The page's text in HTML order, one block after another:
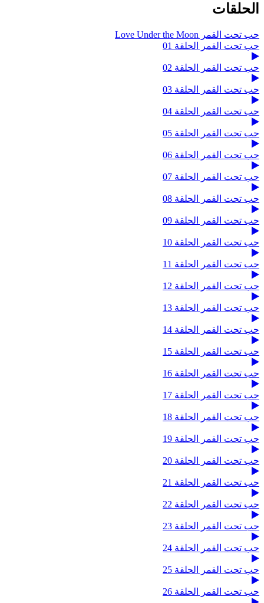
الحلقات
حب تحت القمر Love Under the Moon
حب تحت القمر الحلقة 01
حب تحت القمر الحلقة 02
حب تحت القمر الحلقة 03
حب تحت القمر الحلقة 04
حب تحت القمر الحلقة 05
حب تحت القمر الحلقة 06
حب تحت القمر الحلقة 07
حب تحت القمر الحلقة 08
حب تحت القمر الحلقة 09
حب تحت القمر الحلقة 10
حب تحت القمر الحلقة 11
حب تحت القمر الحلقة 12
حب تحت القمر الحلقة 13
حب تحت القمر الحلقة 14
حب تحت القمر الحلقة 15
حب تحت القمر الحلقة 16
حب تحت القمر الحلقة 17
حب تحت القمر الحلقة 18
حب تحت القمر الحلقة 19
حب تحت القمر الحلقة 20
حب تحت القمر الحلقة 21
حب تحت القمر الحلقة 22
حب تحت القمر الحلقة 23
حب تحت القمر الحلقة 24
حب تحت القمر الحلقة 25
حب تحت القمر الحلقة 26